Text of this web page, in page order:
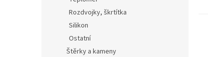
Rozdvojky, škrtítka
Silikon
Ostatní
Štěrky a kameny